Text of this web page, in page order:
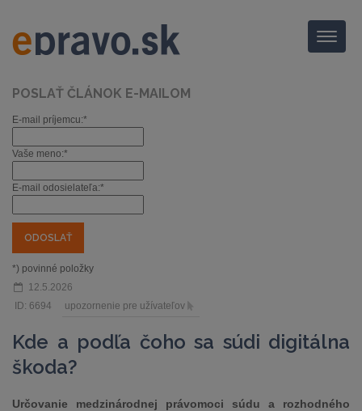
Menu
POSLAŤ ČLÁNOK E-MAILOM
E-mail príjemcu:*
Vaše meno:*
E-mail odosielateľa:*
*) povinné položky
12.5.2026
ID: 6694
upozornenie pre užívateľov
Kde a podľa čoho sa súdi digitálna
škoda?
Určovanie medzinárodnej právomoci súdu a rozhodného